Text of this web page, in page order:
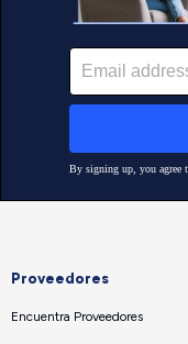
Proveedores
Encuentra Proveedores